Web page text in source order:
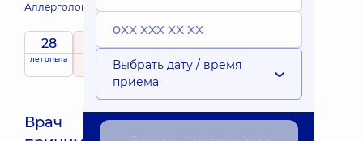
Аллерголог; Пульмонолог;
28
лет опыта
5 / 5
рейтингна основе
76 отзывов
Врач
Выбрать дату / время
приема